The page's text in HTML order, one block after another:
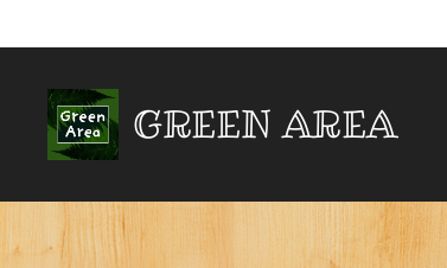
GREEN AREA